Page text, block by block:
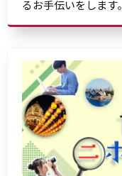
るお手伝いをします。